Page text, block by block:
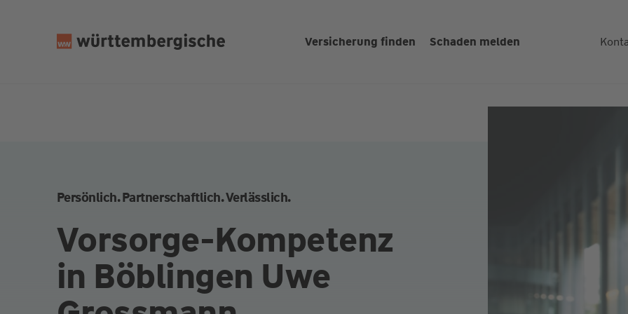
Versicherung finden Schaden melden
Persönlich. Partnerschaftlich. Verlässlich.
Vorsorge-Kompetenz
in Böblingen Uwe